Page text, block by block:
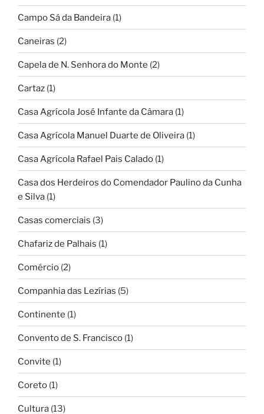
Campo Sá da Bandeira (1)
Caneiras (2)
Capela de N. Senhora do Monte (2)
Cartaz (1)
Casa Agrícola José Infante da Câmara (1)
Casa Agrícola Manuel Duarte de Oliveira (1)
Casa Agrícola Rafael Pais Calado (1)
Casa dos Herdeiros do Comendador Paulino da Cunha
e Silva (1)
Casas comerciais (3)
Chafariz de Palhais (1)
Comércio (2)
Companhia das Lezírias (5)
Continente (1)
Convento de S. Francisco (1)
Convite (1)
Coreto (1)
Cultura (13)